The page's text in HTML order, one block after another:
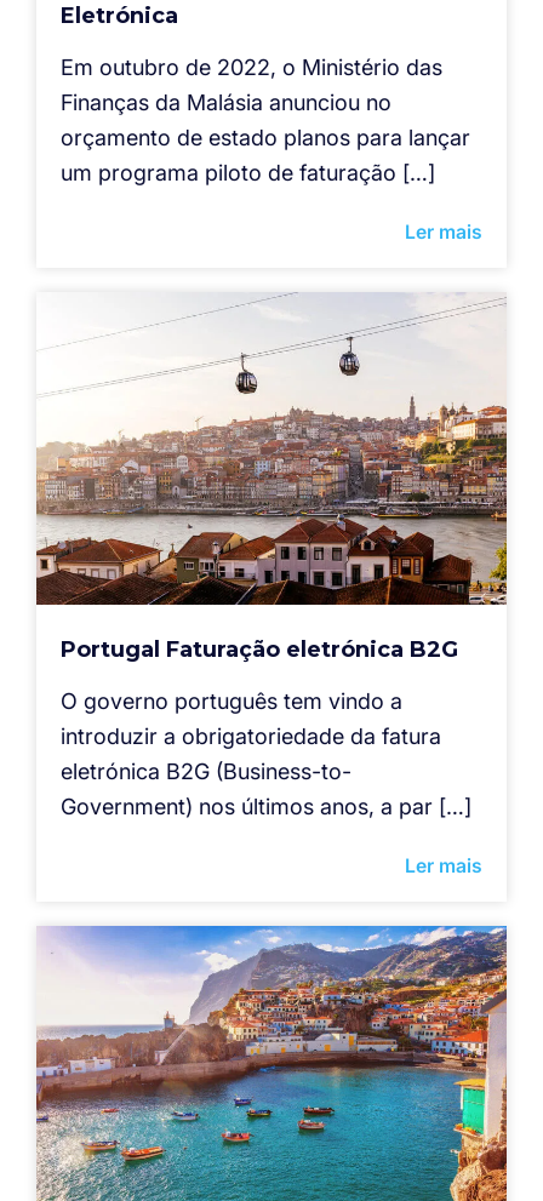
Eletrónica
Em outubro de 2022, o Ministério das
Finanças da Malásia anunciou no
orçamento de estado planos para lançar
um programa piloto de faturação […]
Ler mais
Portugal Faturação eletrónica B2G
O governo português tem vindo a
introduzir a obrigatoriedade da fatura
eletrónica B2G (Business-to-
Government) nos últimos anos, a par […]
Ler mais